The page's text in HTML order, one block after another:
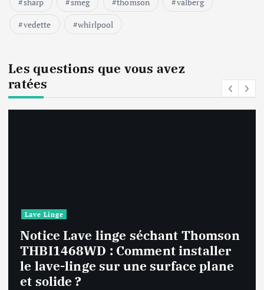
sharp
smeg thomson
valberg
vedette
whirlpool
Les questions que vous avez
ratées
Lave Linge
Notice Lave linge F94841WH LG
F94841WH : Que faire si la machine
affiche une erreur inconnue ?